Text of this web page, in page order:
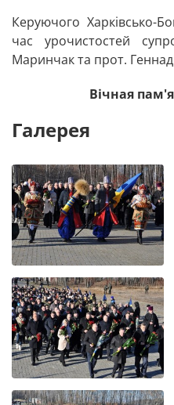
Керуючого Харківсько-
час урочистостей
Маринчак та прот.
Вічная
Галерея